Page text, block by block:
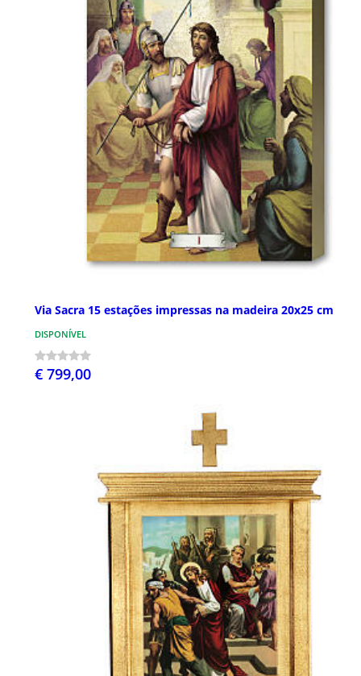
Via Sacra 15 estações impressas na madeira 20x25 cm
DISPONÍVEL
€ 799,00